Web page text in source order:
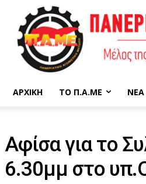
ΑΡΧΙΚΉ ΤΟ Π.Α.ΜΕ ΝΈΑ
Αφίσα για το
6.30μμ στο